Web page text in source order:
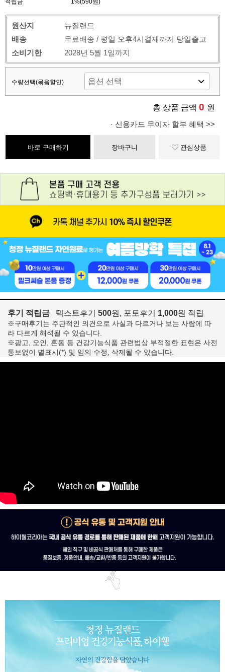
적립금 1%(590원)
원산지
뉴질랜드
배송
무료배송 / 평일 오후4시결제까지 당일출고
소비기한
2028년 5월 1일까지
수량선택(묶음할인)
총 상품 금액 0 원
· 신용카드 무이자 할부 혜택 >>
바로 구매하기 장바구니 관심상품
후기 적립금 텍스트후기 500원, 포토후기 1,000원 적립
※구매후기는 주관적인 의견으로 사실과 다르거나 보는 사람에 따
라 다르게 해석될 수 있습니다.
※광고, 오인, 혼동 등 건강기능식품 관련법상 부적절한 표현은 사전
통보없이 별표시(*) 및 임의 수정, 삭제될 수 있습니다.